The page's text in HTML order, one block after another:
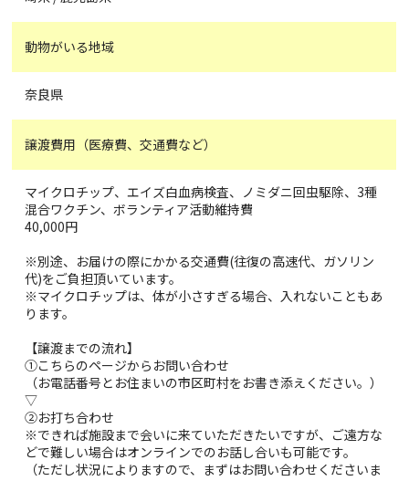
動物がいる地域
奈良県
譲渡費用（医療費、交通費など）
マイクロチップ、エイズ白血病検査、ノミダニ回虫駆除、3種
混合ワクチン、ボランティア活動維持費
40,000円
※別途、お届けの際にかかる交通費(往復の高速代、ガソリン
代)をご負担頂いています。
※マイクロチップは、体が小さすぎる場合、入れないこともあ
ります。
【譲渡までの流れ】
①こちらのページからお問い合わせ
（お電話番号とお住まいの市区町村をお書き添えください。）
▽
②お打ち合わせ
※できれば施設まで会いに来ていただきたいですが、ご遠方な
どで難しい場合はオンラインでのお話し合いも可能です。
（ただし状況によりますので、まずはお問い合わせくださいま